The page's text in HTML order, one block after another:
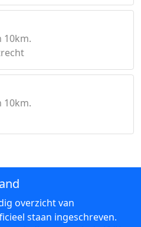
10km.
10km.
overzicht van
staan ingeschreven.